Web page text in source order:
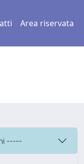
Area riservata
-----